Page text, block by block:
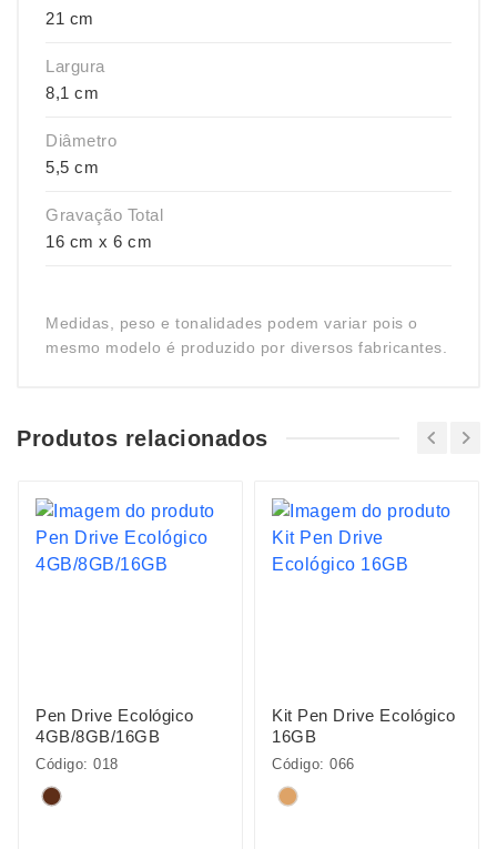
21 cm
Largura
8,1 cm
Diâmetro
5,5 cm
Gravação Total
16 cm x 6 cm
Medidas, peso e tonalidades podem variar pois o
mesmo modelo é produzido por diversos fabricantes.
Produtos relacionados
Pen Drive Ecológico
4GB/8GB/16GB
Código: 018
Kit Pen Drive Ecológico
16GB
Código: 066